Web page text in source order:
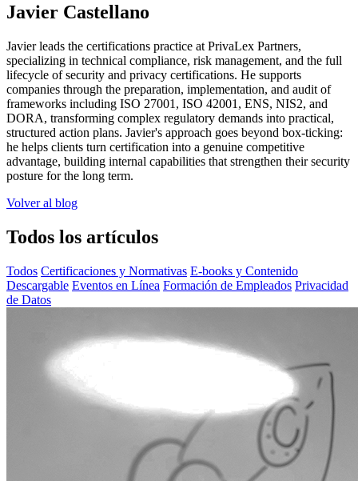
Javier Castellano
Javier leads the certifications practice at PrivaLex Partners,
specializing in technical compliance, risk management, and the full
lifecycle of security and privacy certifications. He supports
companies through the preparation, implementation, and audit of
frameworks including ISO 27001, ISO 42001, ENS, NIS2, and
DORA, transforming complex regulatory demands into practical,
structured action plans. Javier's approach goes beyond box-ticking:
he helps clients turn certification into a genuine competitive
advantage, building internal capabilities that strengthen their security
posture for the long term.
Volver al blog
Todos los artículos
Todos Certificaciones y Normativas E-books y Contenido
Descargable Eventos en Línea Formación de Empleados Privacidad
de Datos